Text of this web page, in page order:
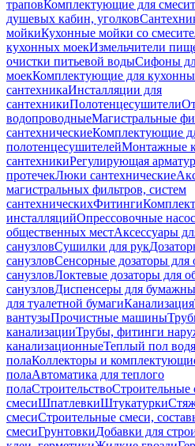
траповКомплектующие для
душевых кабин, уголков
мойкиКухонные мойки со
кухонных моекИзмельчители
очистки питьевой водыСифоны
моекКомплектующие для
сантехникаИнсталляции для
сантехникиПолотенцесушители
водопроводныеМагистральные
сантехническиеКомплектующие
полотенцесушителейМонтажные
сантехникиРегулирующая
протечекЛюки сантехнические
магистральных фильтров, систем
сантехническихФитинги
инсталляцийОпрессовочные
общественных местАксессуары
санузловСушилки для рук
санузловСенсорные дозаторы для
санузловЛоктевые дозаторы для
санузловДиспенсеры для
для туалетной бумагиКанализация
вантузыПрочистные машины
канализацииТрубы, фитинги
канализационныеТеплый пол
полаКоллекторы и
полаАвтоматика для теплого
полаСтроительствоСтроительные
смесиШпатлевкиШтукатурки
смесиСтроительные смеси,
смесиГрунтовкиДобавки для